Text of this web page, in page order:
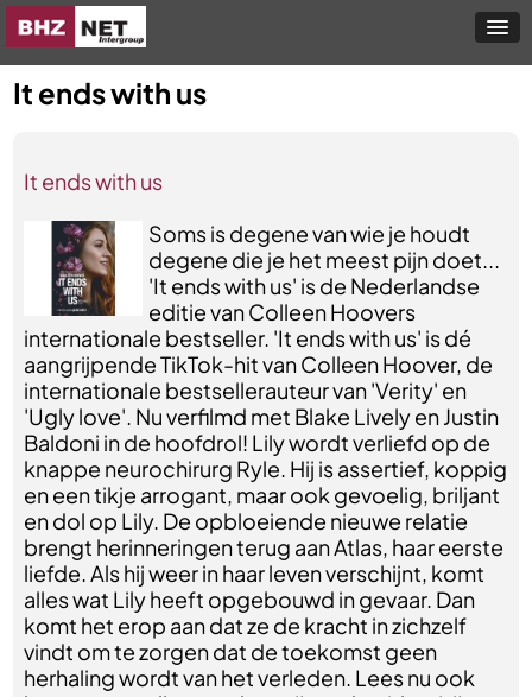
It ends with us
It ends with us
Soms is degene van wie je houdt
degene die je het meest pijn doet...
'It ends with us' is de Nederlandse
editie van Colleen Hoovers
internationale bestseller. 'It ends with us' is dé
aangrijpende TikTok-hit van Colleen Hoover, de
internationale bestsellerauteur van 'Verity' en
'Ugly love'. Nu verfilmd met Blake Lively en Justin
Baldoni in de hoofdrol! Lily wordt verliefd op de
knappe neurochirurg Ryle. Hij is assertief, koppig
en een tikje arrogant, maar ook gevoelig, briljant
en dol op Lily. De opbloeiende nieuwe relatie
brengt herinneringen terug aan Atlas, haar eerste
liefde. Als hij weer in haar leven verschijnt, komt
alles wat Lily heeft opgebouwd in gevaar. Dan
komt het erop aan dat ze de kracht in zichzelf
vindt om te zorgen dat de toekomst geen
herhaling wordt van het verleden. Lees nu ook